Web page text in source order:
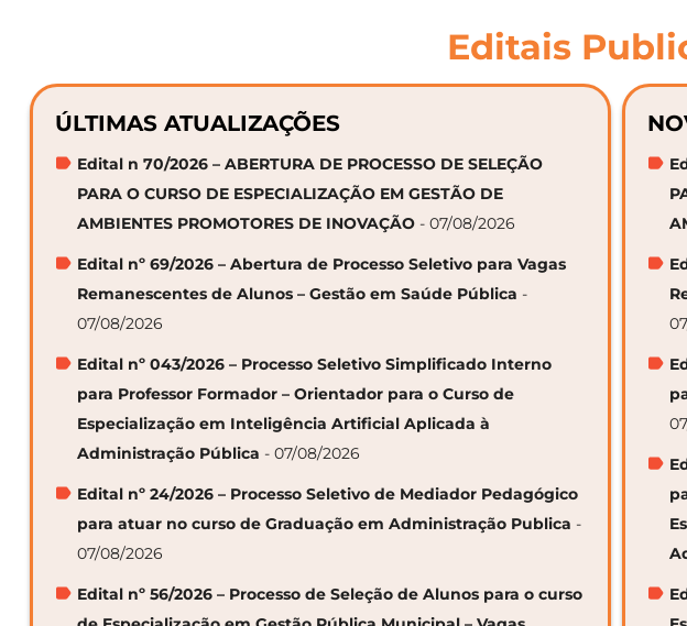
Editais
ÚLTIMAS ATUALIZAÇÕES
Edital n 70/2026 – ABERTURA DE PROCESSO DE SELEÇÃO
PARA O CURSO DE ESPECIALIZAÇÃO EM GESTÃO DE
AMBIENTES PROMOTORES DE INOVAÇÃO - 07/08/2026
Edital nº 69/2026 – Abertura de Processo Seletivo para Vagas
Remanescentes de Alunos – Gestão em Saúde Pública -
07/08/2026
Edital nº 043/2026 – Processo Seletivo Simplificado Interno
para Professor Formador – Orientador para o Curso de
Especialização em Inteligência Artificial Aplicada à
Administração Pública - 07/08/2026
Edital nº 24/2026 – Processo Seletivo de Mediador Pedagógico
para atuar no curso de Graduação em Administração Publica -
07/08/2026
Edital nº 56/2026 – Processo de Seleção de Alunos para o curso